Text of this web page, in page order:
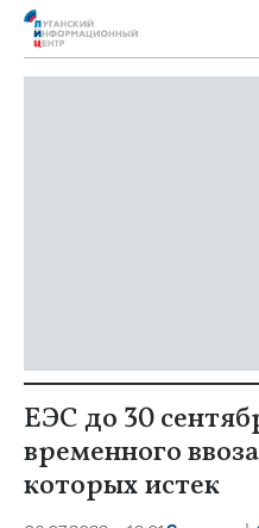
ЕЭС до 30
временного
которых истек